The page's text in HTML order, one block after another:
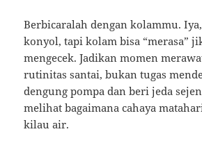
Berbicaralah dengan kolammu.
konyol, tapi kolam bisa “merasa”
mengecek. Jadikan momen
rutinitas santai, bukan tugas
dengung pompa dan beri jeda
melihat bagaimana cahaya
kilau air.